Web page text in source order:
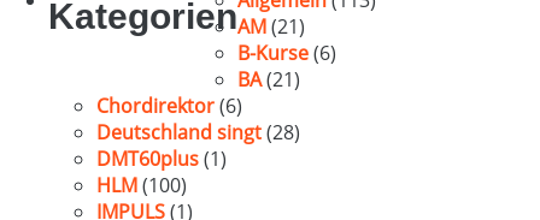
KategorienAM(21)
B-Kurse(6)
BA(21)
Chordirektor(6)
Deutschland singt(28)
DMT60plus(1)
HLM(100)
IMPULS(1)